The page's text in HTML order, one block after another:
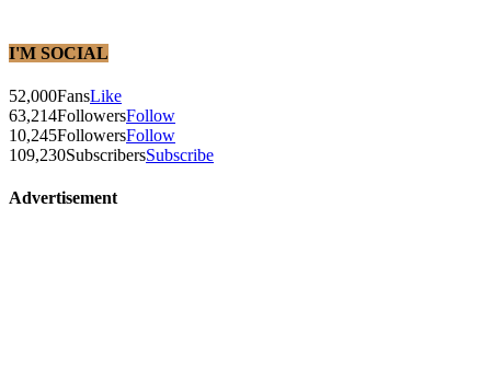
I'M SOCIAL
52,000FansLike
63,214FollowersFollow
10,245FollowersFollow
109,230SubscribersSubscribe
Advertisement